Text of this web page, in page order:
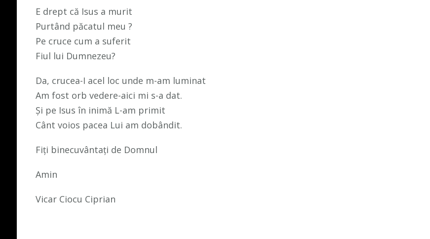
E drept că Isus a murit
Purtând păcatul meu ?
Pe cruce cum a suferit
Fiul lui Dumnezeu?
Da, crucea-I acel loc unde m-am luminat
Am fost orb vedere-aici mi s-a dat.
Şi pe Isus în inimă L-am primit
Cânt voios pacea Lui am dobândit.
Fiți binecuvântați de Domnul
Amin
Vicar Ciocu Ciprian